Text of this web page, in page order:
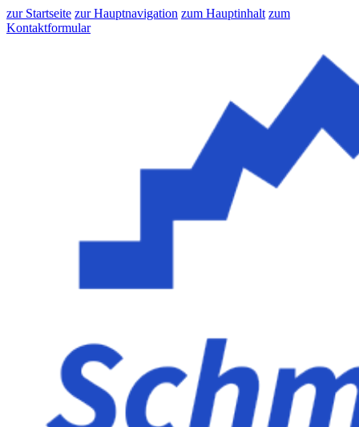
zur Startseite zur Hauptnavigation zum Hauptinhalt zum
Kontaktformular